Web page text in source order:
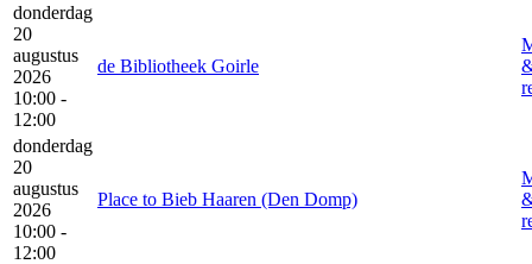
donderdag
20
augustus
2026
10:00 -
12:00
de Bibliotheek Goirle
donderdag
20
augustus
2026
10:00 -
12:00
Place to Bieb Haaren (Den Domp)